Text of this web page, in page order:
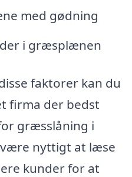
med gødning
i græsplænen
faktorer kan du
firma der bedst
græsslåning i
være nyttigt at læse
kunder for at